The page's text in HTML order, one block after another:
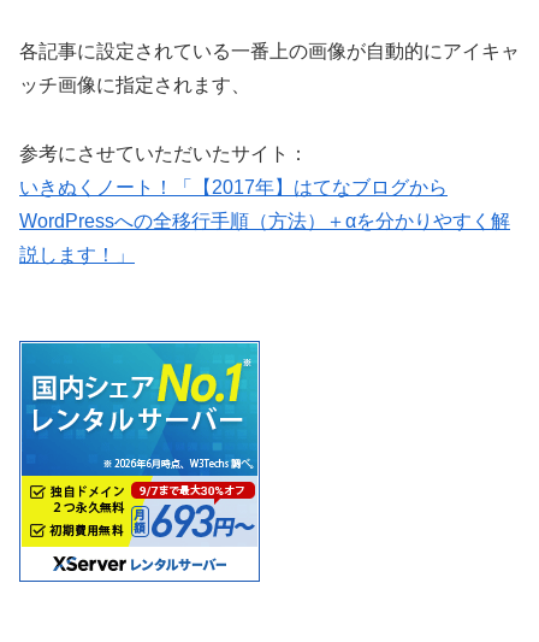
各記事に設定されている一番上の画像が自動的にアイキャ
ッチ画像に指定されます、
参考にさせていただいたサイト：
いきぬくノート！「【2017年】はてなブログから
WordPressへの全移行手順（方法）＋αを分かりやすく解
説します！」